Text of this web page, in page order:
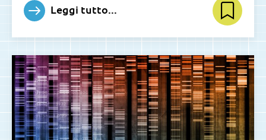
Leggi tutto...